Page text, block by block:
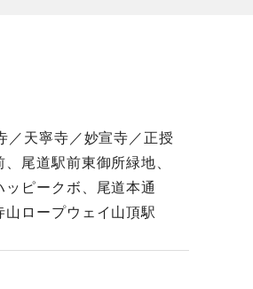
天寧寺／妙宣寺／正授
尾道駅前東御所緑地、
ピークボ、尾道本通
ロープウェイ山頂駅